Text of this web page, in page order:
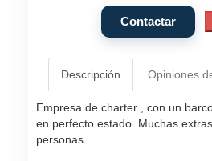
Descripción Opiniones
Empresa de charter , con un
en perfecto estado. Muchas
personas